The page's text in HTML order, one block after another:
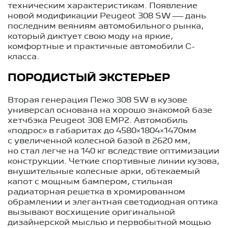
техническим характеристикам. Появление
новой модификации Peugeot 308 SW — дань
последним веяниям автомобильного рынка,
который диктует свою моду на яркие,
комфортные и практичные автомобили С-
класса.
ПОРОДИСТЫЙ ЭКСТЕРЬЕР
Вторая генерация Пежо 308 SW в кузове
универсал основана на хорошо знакомой базе
хетчбэка Peugeot 308 ЕMP2. Автомобиль
«подрос» в габаритах до 4580×1804×1470мм
с увеличенной колесной базой в 2620 мм,
но стал легче на 140 кг вследствие оптимизации
конструкции. Четкие спортивные линии кузова,
внушительные колесные арки, обтекаемый
капот с мощным бампером, стильная
радиаторная решетка в хромированном
обрамлении и элегантная светодиодная оптика
вызывают восхищение оригинальной
дизайнерской мыслью и первобытной мощью